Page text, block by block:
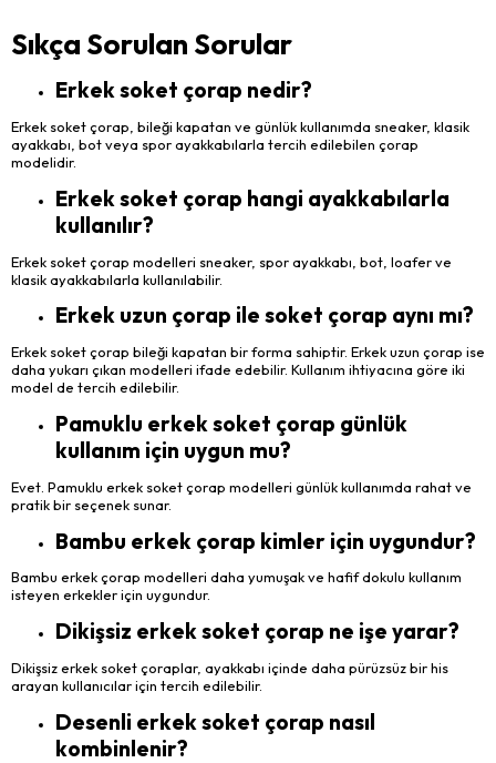
Sıkça Sorulan Sorular
Erkek soket çorap nedir?
Erkek soket çorap, bileği kapatan ve günlük kullanımda sneaker, klasik
ayakkabı, bot veya spor ayakkabılarla tercih edilebilen çorap
modelidir.
Erkek soket çorap hangi ayakkabılarla
kullanılır?
Erkek soket çorap modelleri sneaker, spor ayakkabı, bot, loafer ve
klasik ayakkabılarla kullanılabilir.
Erkek uzun çorap ile soket çorap aynı mı?
Erkek soket çorap bileği kapatan bir forma sahiptir. Erkek uzun çorap ise
daha yukarı çıkan modelleri ifade edebilir. Kullanım ihtiyacına göre iki
model de tercih edilebilir.
Pamuklu erkek soket çorap günlük
kullanım için uygun mu?
Evet. Pamuklu erkek soket çorap modelleri günlük kullanımda rahat ve
pratik bir seçenek sunar.
Bambu erkek çorap kimler için uygundur?
Bambu erkek çorap modelleri daha yumuşak ve hafif dokulu kullanım
isteyen erkekler için uygundur.
Dikişsiz erkek soket çorap ne işe yarar?
Dikişsiz erkek soket çoraplar, ayakkabı içinde daha pürüzsüz bir his
arayan kullanıcılar için tercih edilebilir.
Desenli erkek soket çorap nasıl
kombinlenir?